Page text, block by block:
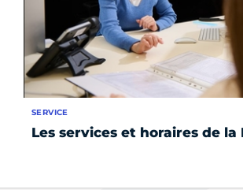
Les services et horaires de la
SERVICE